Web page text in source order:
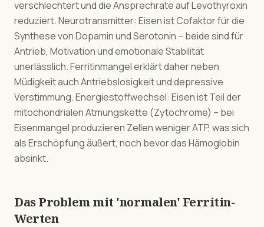
verschlechtert und die Ansprechrate auf Levothyroxin
reduziert. Neurotransmitter: Eisen ist Cofaktor für die
Synthese von Dopamin und Serotonin – beide sind für
Antrieb, Motivation und emotionale Stabilität
unerlässlich. Ferritinmangel erklärt daher neben
Müdigkeit auch Antriebslosigkeit und depressive
Verstimmung. Energiestoffwechsel: Eisen ist Teil der
mitochondrialen Atmungskette (Zytochrome) – bei
Eisenmangel produzieren Zellen weniger ATP, was sich
als Erschöpfung äußert, noch bevor das Hämoglobin
absinkt.
Das Problem mit 'normalen' Ferritin-
Werten